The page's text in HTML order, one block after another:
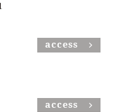
access
access